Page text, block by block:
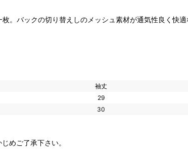
。バックの切り替えしのメッシュ素材が通気性良く快
袖丈
29
30
めご了承下さい。